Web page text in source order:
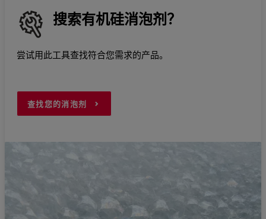
搜索有机硅消泡剂？
尝试用此工具查找符合您需求的产品。
查找您的消泡剂